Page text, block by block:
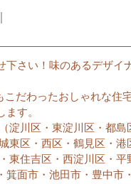
下さい！味のあるデザイ
こだわったおしゃれな住
す。
淀川区・東淀川区・都
東区・西区・鶴見区・
東住吉区・西淀川区・平
箕面市・池田市・豊中市